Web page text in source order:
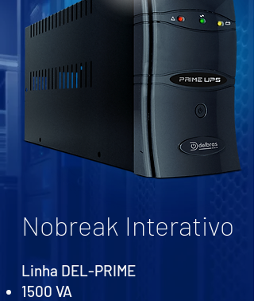
Nobreak Interativo
Linha DEL-PRIME
1500 VA